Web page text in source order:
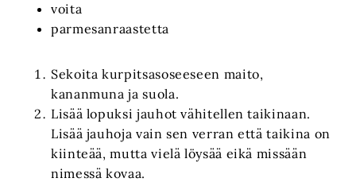
voita
parmesanraastetta
Sekoita kurpitsasoseeseen maito,
kananmuna ja suola.
Lisää lopuksi jauhot vähitellen taikinaan.
Lisää jauhoja vain sen verran että taikina on
kiinteää, mutta vielä löysää eikä missään
nimessä kovaa.